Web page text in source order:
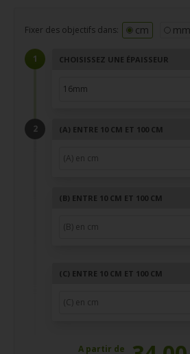
Fixer des objectifs dans: cm mm
CHOISISSEZ UNE ÉPAISSEUR
(A) ENTRE 10 CM ET 100 CM
(B) ENTRE 10 CM ET 100 CM
(C) ENTRE 10 CM ET 100 CM
A partir de